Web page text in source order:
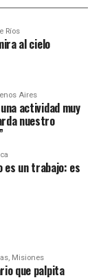
Ríos
al cielo
Aires
actividad muy
nuestro
es un trabajo: es
Misiones
que palpita